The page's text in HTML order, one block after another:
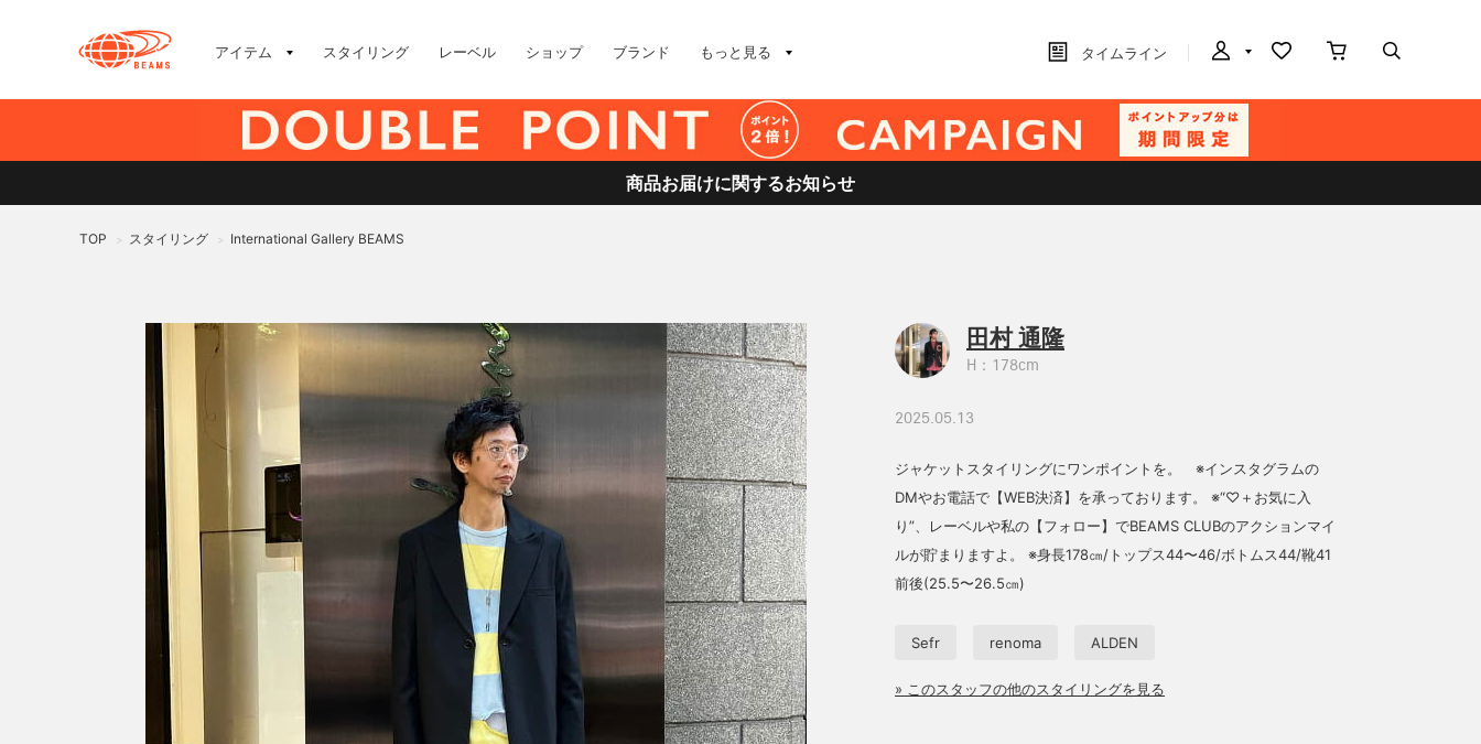
アイテム スタイリング レーベル ショップ ブランド もっと見る タイムライン
商品お届けに関するお知らせ
TOP > スタイリング > International Gallery BEAMS
田村 通隆
H：178cm
2025.05.13
ジャケットスタイリングにワンポイントを。 ※インスタグラムの
DMやお電話で【WEB決済】を承っております。 ※“♡＋お気に入
り”、レーベルや私の【フォロー】でBEAMS CLUBのアクションマイ
ルが貯まりますよ。 ※身長178㎝/トップス44〜46/ボトムス44/靴41
前後(25.5〜26.5㎝)
Sefr renoma ALDEN
» このスタッフの他のスタイリングを見る